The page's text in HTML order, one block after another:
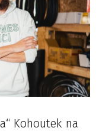
Kohoutek na